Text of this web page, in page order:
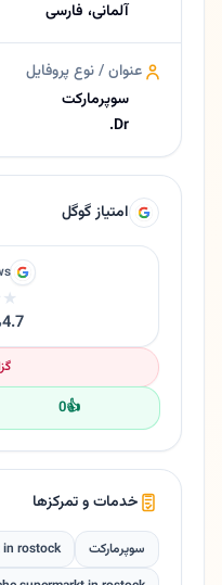
آلمانی، فارسی
عنوان / نوع پروفایل
سوپرمارکت
Dr.
امتیاز گوگل
4.7
👍
0
خدمات و تمرکزها
سوپرمارکت
in rostock